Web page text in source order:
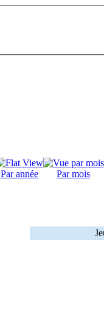
Par année Par mois